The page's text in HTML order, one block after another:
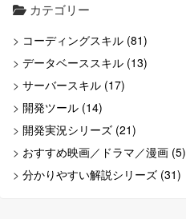
カテゴリー
コーディングスキル (81)
データベーススキル (13)
サーバースキル (17)
開発ツール (14)
開発実況シリーズ (21)
おすすめ映画／ドラマ／漫画 (5)
分かりやすい解説シリーズ (31)